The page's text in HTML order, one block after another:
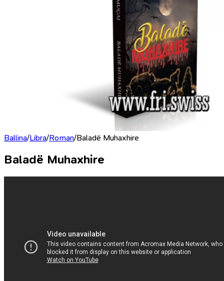
Ballina/Libra/Roman/Baladë Muhaxhire
Baladë Muhaxhire